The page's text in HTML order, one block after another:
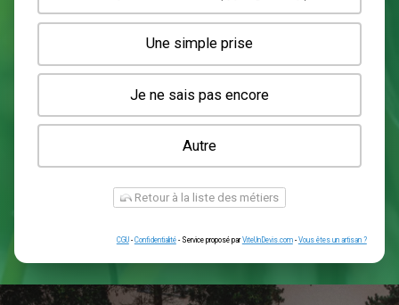
Une wallbox en triphasé (22kW)
Une wallbox en monophasé (7kW)
Une prise renforcée (type greenup)
Une simple prise
Je ne sais pas encore